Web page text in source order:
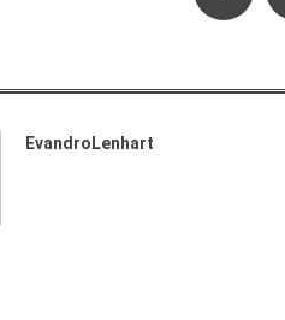
EvandroLenhart